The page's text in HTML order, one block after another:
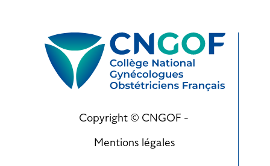
Copyright © CNGOF -
Mentions légales